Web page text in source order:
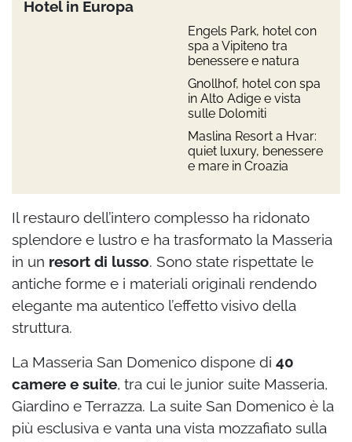
Hotel in Europa
Engels Park, hotel con
spa a Vipiteno tra
benessere e natura
Gnollhof, hotel con spa
in Alto Adige e vista
sulle Dolomiti
Maslina Resort a Hvar:
quiet luxury, benessere
e mare in Croazia
Il restauro dell’intero complesso ha ridonato
splendore e lustro e ha trasformato la Masseria
in un resort di lusso. Sono state rispettate le
antiche forme e i materiali originali rendendo
elegante ma autentico l’effetto visivo della
struttura.
La Masseria San Domenico dispone di 40
camere e suite, tra cui le junior suite Masseria,
Giardino e Terrazza. La suite San Domenico è la
più esclusiva e vanta una vista mozzafiato sulla